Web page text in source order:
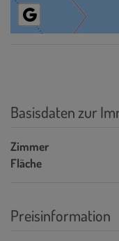
Basisdaten zur
Zimmer
Fläche
Preisinformation